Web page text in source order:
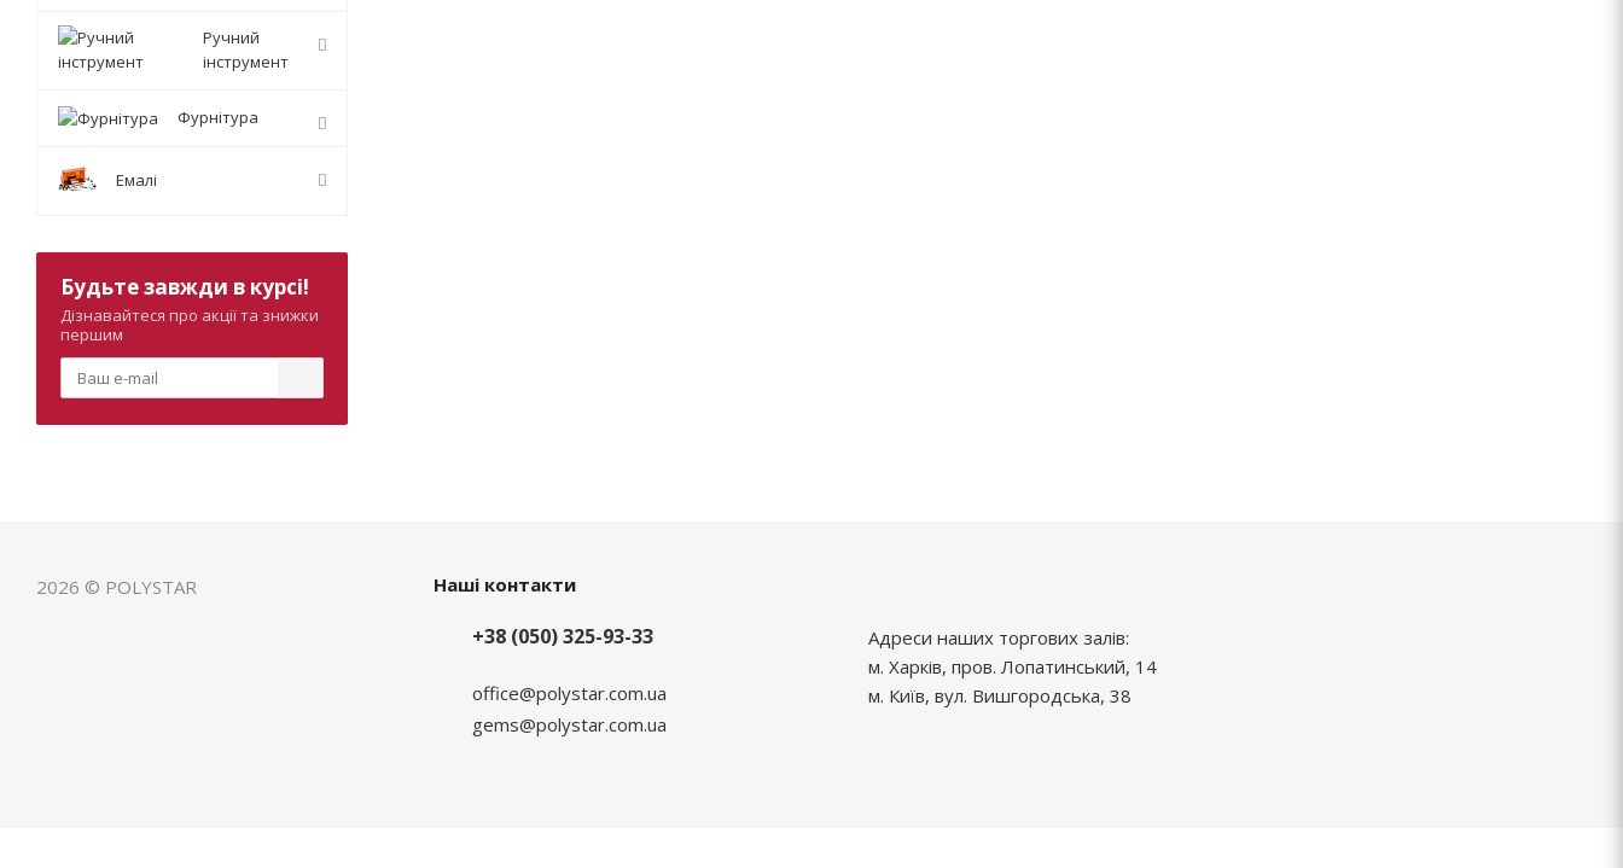
Ручний
інструмент
Фурнітура
Емалі
Будьте завжди в курсі!
Дізнавайтеся про акції та знижки
першим
2026 © POLYSTAR Наші контакти
+38 (050) 325-93-33
office@polystar.com.ua
gems@polystar.com.ua
Адреси наших торгових залів:
м. Харків, пров. Лопатинський, 14
м. Київ, вул. Вишгородська, 38